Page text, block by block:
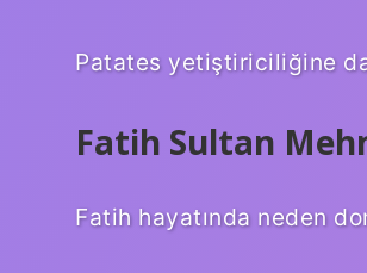
Patates yetiştiriciliğine
Fatih Sultan
Fatih hayatında neden